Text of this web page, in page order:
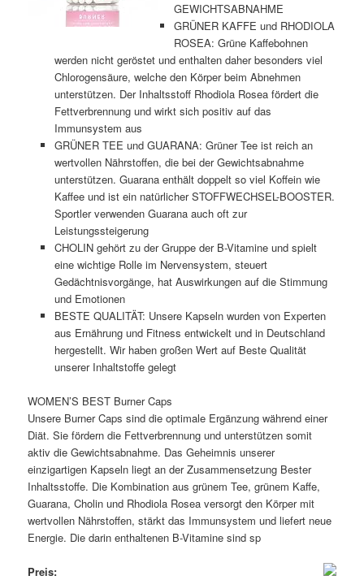
GEWICHTSABNAHME
GRÜNER KAFFE und RHODIOLA
ROSEA: Grüne Kaffebohnen
werden nicht geröstet und enthalten daher besonders viel
Chlorogensäure, welche den Körper beim Abnehmen
unterstützen. Der Inhaltsstoff Rhodiola Rosea fördert die
Fettverbrennung und wirkt sich positiv auf das
Immunsystem aus
GRÜNER TEE und GUARANA: Grüner Tee ist reich an
wertvollen Nährstoffen, die bei der Gewichtsabnahme
unterstützen. Guarana enthält doppelt so viel Koffein wie
Kaffee und ist ein natürlicher STOFFWECHSEL-BOOSTER.
Sportler verwenden Guarana auch oft zur
Leistungssteigerung
CHOLIN gehört zu der Gruppe der B-Vitamine und spielt
eine wichtige Rolle im Nervensystem, steuert
Gedächtnisvorgänge, hat Auswirkungen auf die Stimmung
und Emotionen
BESTE QUALITÄT: Unsere Kapseln wurden von Experten
aus Ernährung und Fitness entwickelt und in Deutschland
hergestellt. Wir haben großen Wert auf Beste Qualität
unserer Inhaltstoffe gelegt
WOMEN’S BEST Burner Caps
Unsere Burner Caps sind die optimale Ergänzung während einer
Diät. Sie fördern die Fettverbrennung und unterstützen somit
aktiv die Gewichtsabnahme. Das Geheimnis unserer
einzigartigen Kapseln liegt an der Zusammensetzung Bester
Inhaltsstoffe. Die Kombination aus grünem Tee, grünem Kaffe,
Guarana, Cholin und Rhodiola Rosea versorgt den Körper mit
wertvollen Nährstoffen, stärkt das Immunsystem und liefert neue
Energie. Die darin enthaltenen B-Vitamine sind sp
Preis: